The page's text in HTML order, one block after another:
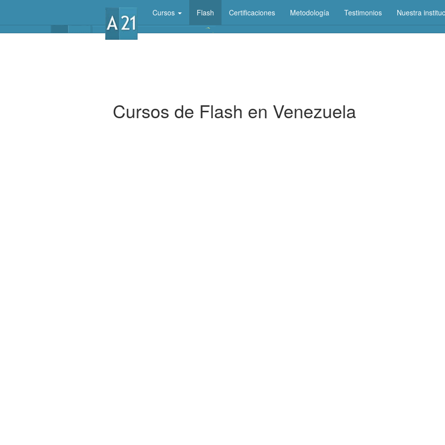
Educación Certificada
Cursos Flash Certificaciones Metodología Testimonios Nuestra
Cursos de Flash en Venezuela